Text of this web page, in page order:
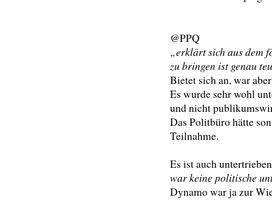
@PPQ
„erklärt sich aus dem
zu bringen ist genau
Bietet sich an, war
Es wurde sehr wohl
und nicht
Das Politbüro hätte
Teilnahme.
Es ist auch
war keine politische
Dynamo war ja zur